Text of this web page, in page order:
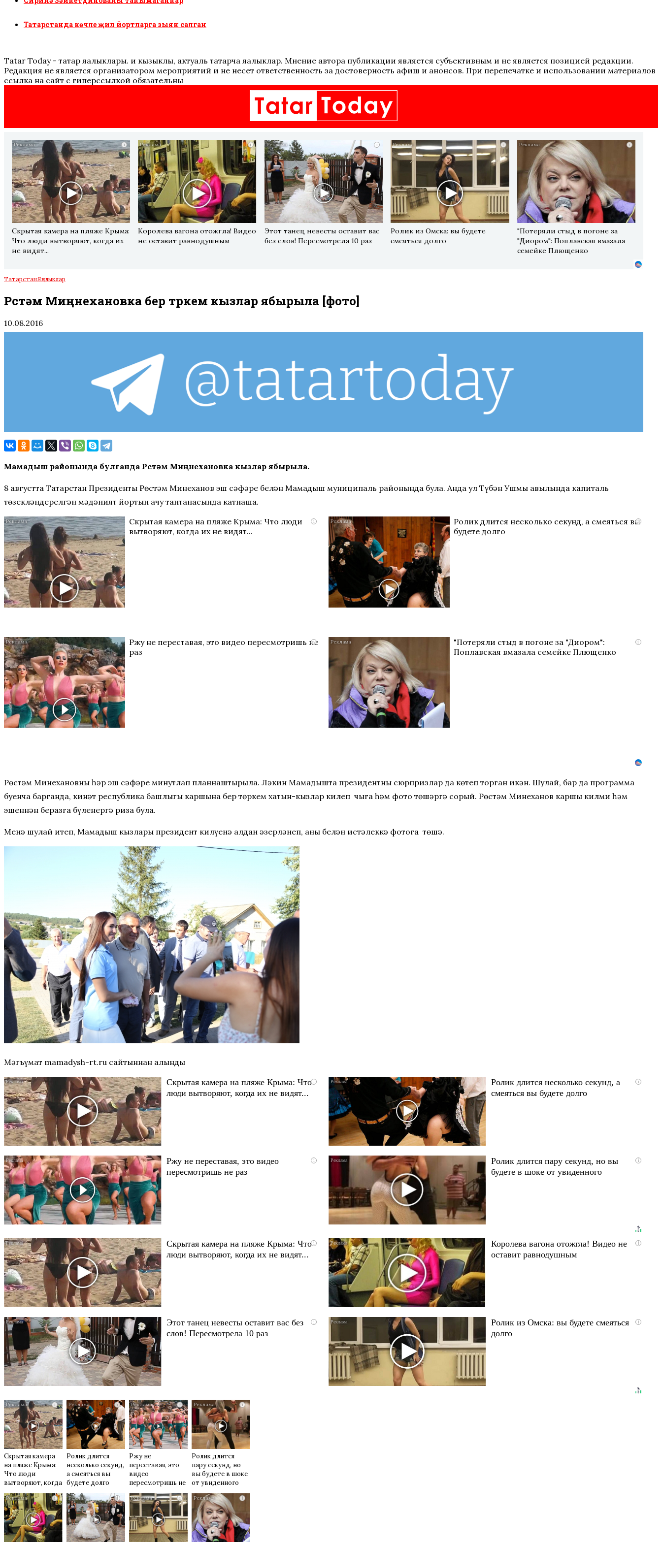
Татарстанда көчле җил йортларга зыян салган
Tatar Today - татар яңалыклары. иң кызыклы, актуаль татарча яңалыклар. Мнение автора публикации является субъективным и не является позицией редакции.
Редакция не является организатором мероприятий и не несет ответственность за достоверность афиш и анонсов. При перепечатке и использовании материалов
ссылка на сайт с гиперссылкой обязательны
i
Скрытая камера на пляже Крыма:
Что люди вытворяют, когда их
не видят...
i
Королева вагона отожгла! Видео
не оставит равнодушным
i
Этот танец невесты оставит вас
без слов! Пересмотрела 10 раз
i
Ролик из Омска: вы будете
смеяться долго
i
"Потеряли стыд в погоне за
"Диором": Поплавская вмазала
семейке Плющенко
ТатарстанЯңалыклар
Рөстәм Миңнехановка бер төркем кызлар ябырыла [фото]
10.08.2016
Мамадыш районында булганда Рөстәм Миңнехановка кызлар ябырыла.
8 августта Татарстан Президенты Рөстәм Миңнеханов эш сәфәре белән Мамадыш муниципаль районында була. Анда ул Түбән Ушмы авылында капиталь
төзекләндерелгән мәдәният йортын ачу тантанасында катнаша.
i
Скрытая камера на пляже Крыма: Что люди
вытворяют, когда их не видят...
i
Ролик длится несколько секунд, а смеяться вы
будете долго
i
Ржу не переставая, это видео пересмотришь не
раз
i
"Потеряли стыд в погоне за "Диором":
Поплавская вмазала семейке Плющенко
Рөстәм Миңнехановның һәр эш сәфәре минутлап планнаштырыла. Ләкин Мамадышта президентны сюрпризлар да көтеп торган икән. Шулай, бар да программа
буенча барганда, кинәт республика башлыгы каршына бер төркем хатын-кызлар килеп чыга һәм фото төшәргә сорый. Рөстәм Миңнеханов каршы килми һәм
эшеннән беразга бүленергә риза була.
Менә шулай итеп, Мамадыш кызлары президент килүенә алдан әзерләнеп, аның белән истәлеккә фотога төшә.
Мәгъүмат mamadysh-rt.ru сайтыннан алынды
i
Скрытая камера на пляже Крыма: Что
люди вытворяют, когда их не видят...
i
Ролик длится несколько секунд, а
смеяться вы будете долго
i
Ржу не переставая, это видео
пересмотришь не раз
i
Ролик длится пару секунд, но вы
будете в шоке от увиденного
i
Скрытая камера на пляже Крыма: Что
люди вытворяют, когда их не видят...
i
Королева вагона отожгла! Видео не
оставит равнодушным
i
Этот танец невесты оставит вас без
слов! Пересмотрела 10 раз
i
Ролик из Омска: вы будете смеяться
долго
i
Скрытая камера
на пляже Крыма:
Что люди
вытворяют, когда
их не видят...
i
Ролик длится
несколько секунд,
а смеяться вы
будете долго
i
Ржу не
переставая, это
видео
пересмотришь не
раз
i
Ролик длится
пару секунд, но
вы будете в шоке
от увиденного
i i i i